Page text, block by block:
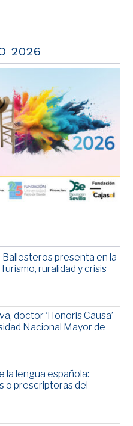
2026
Ballesteros presenta en la
ruralidad y crisis
doctor ‘Honoris Causa’
Nacional Mayor de
la lengua española:
o prescriptoras del